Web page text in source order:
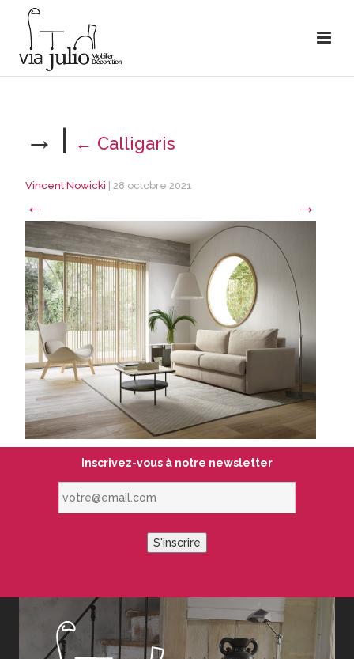
→ | ← Calligaris
Vincent Nowicki 28 octobre 2021
← →
Inscrivez-vous à notre newsletter
S'inscrire